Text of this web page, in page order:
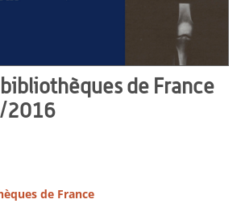
de France
2016
de France